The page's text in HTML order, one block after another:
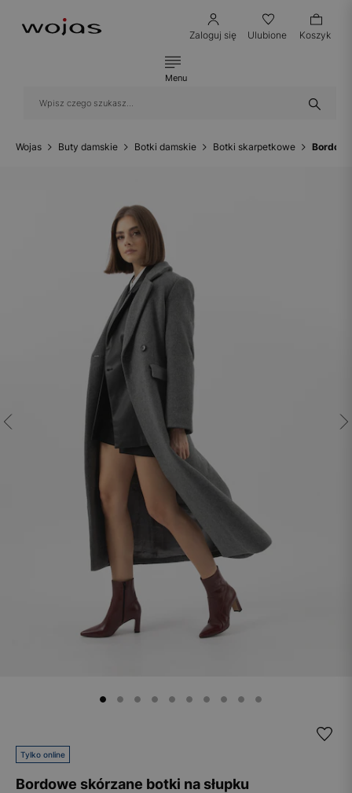
Zaloguj się Ulubione Koszyk
Menu
Wojas Buty damskie Botki damskie Botki skarpetkowe
Tylko online
Bordowe skórzane botki na słupku